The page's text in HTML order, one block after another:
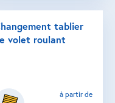
tablier
volet roulant
à partir de